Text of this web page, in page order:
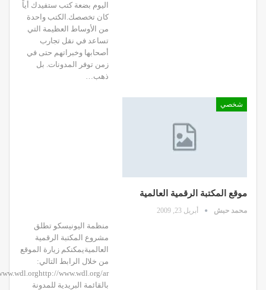
اليوم بضعة كتب ستفيدك أياً
كان تخصصك.الكتب واحدة
من الأوساط العظيمة التي
تساعد في نقل تجارب
أصحابها وخبراتهم حتى في
زمن توفر المدونات. بل
ذهب…
شخصي
موقع المكتبة الرقمية العالمية
محمد حبش أبريل 23, 2009
منظمة اليونيسكو تطلق
مشروع المكتبة الرقمية
العالميةيمكنكم زيارة الموقع
من خلال الرابط التالي:
بالقائمة البريدية للمدونة